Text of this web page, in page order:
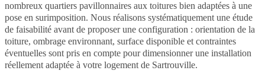
nombreux quartiers pavillonnaires aux toitures bien adaptées à une
pose en surimposition. Nous réalisons systématiquement une étude
de faisabilité avant de proposer une configuration : orientation de la
toiture, ombrage environnant, surface disponible et contraintes
éventuelles sont pris en compte pour dimensionner une installation
réellement adaptée à votre logement de Sartrouville.